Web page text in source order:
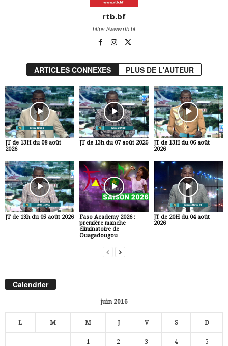
rtb.bf
https://www.rtb.bf
ARTICLES CONNEXES PLUS DE L'AUTEUR
JT de 13H du 08 août
2026
JT de 13h du 07 août 2026
JT de 13H du 06 août
2026
JT de 13h du 05 août 2026
Faso Academy 2026 :
première manche
éliminatoire de
Ouagadougou
JT de 20H du 04 août
2026
Calendrier
juin 2016
L M M J V S D
1 2 3 4 5